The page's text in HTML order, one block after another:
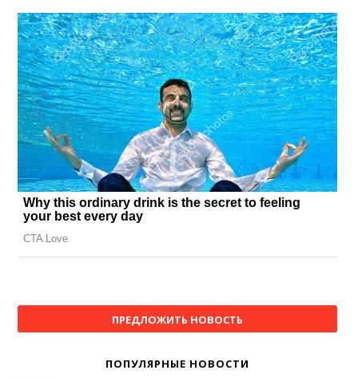
ПРЕДЛОЖИТЬ НОВОСТЬ
ПОПУЛЯРНЫЕ НОВОСТИ